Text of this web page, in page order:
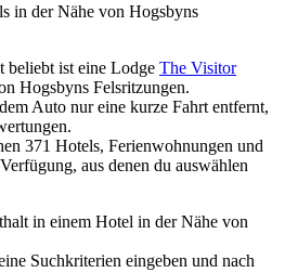
in der Nähe von Hogsbyns
beliebt ist eine Lodge The Visitor
Hogsbyns Felsritzungen.
Auto nur eine kurze Fahrt entfernt,
371 Hotels, Ferienwohnungen und
aus denen du auswählen
in einem Hotel in der Nähe von
Suchkriterien eingeben und nach